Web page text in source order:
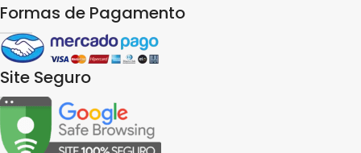
Formas de Pagamento
Site Seguro